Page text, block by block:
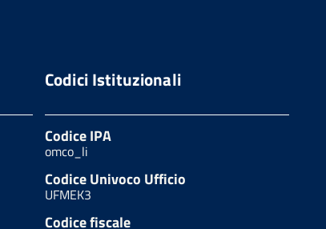
Codici Istituzionali
Codice IPA
omco_li
Codice Univoco Ufficio
UFMEK3
Codice fiscale